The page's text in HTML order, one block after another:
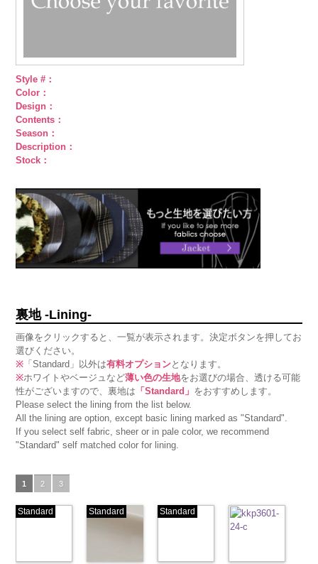
Style #：
Color：
Design：
Contents：
Season：
Description：
Stock：
裏地 -Lining-
画像をクリックすると、一覧が表示されます。決定ボタンを押してお
選びください。
※ 「Standard」以外は有料オプションとなります。
※ホワイトやベージュなど薄い色の生地をお選びの場合、透ける可能
性がございますので、裏地は 「Standard」 をおすすめします。
Please select the lining from the list below.
All the lining are option, except basic lining marked as "Standard".
If you select self fabric, sheer or in pale color, we recommend
"Standard" self matched color for lining.
1 2 3
Standard Standard Standard